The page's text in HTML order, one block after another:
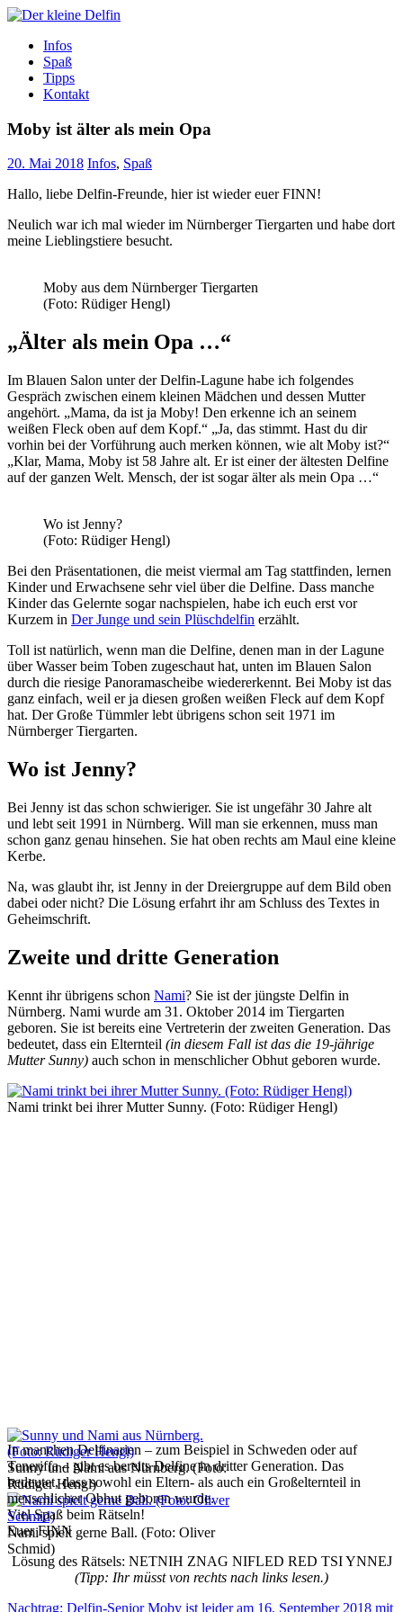
Zum
Der kleine Delfin
Infos
Spaß
Tipps
Kontakt
Moby ist älter als mein Opa
20. Mai 2018 Infos, Spaß
Hallo, liebe Delfin-Freunde, hier ist wieder euer FINN!
Neulich war ich mal wieder im Nürnberger Tiergarten und habe dort
meine Lieblingstiere besucht.
Moby aus dem Nürnberger Tiergarten
(Foto: Rüdiger Hengl)
„Älter als mein Opa …“
Im Blauen Salon unter der Delfin-Lagune habe ich folgendes
Gespräch zwischen einem kleinen Mädchen und dessen Mutter
angehört. „Mama, da ist ja Moby! Den erkenne ich an seinem
weißen Fleck oben auf dem Kopf.“ „Ja, das stimmt. Hast du dir
vorhin bei der Vorführung auch merken können, wie alt Moby ist?“
„Klar, Mama, Moby ist 58 Jahre alt. Er ist einer der ältesten Delfine
auf der ganzen Welt. Mensch, der ist sogar älter als mein Opa …“
Wo ist Jenny?
(Foto: Rüdiger Hengl)
Bei den Präsentationen, die meist viermal am Tag stattfinden, lernen
Kinder und Erwachsene sehr viel über die Delfine. Dass manche
Kinder das Gelernte sogar nachspielen, habe ich euch erst vor
Kurzem in Der Junge und sein Plüschdelfin erzählt.
Toll ist natürlich, wenn man die Delfine, denen man in der Lagune
über Wasser beim Toben zugeschaut hat, unten im Blauen Salon
durch die riesige Panoramascheibe wiedererkennt. Bei Moby ist das
ganz einfach, weil er ja diesen großen weißen Fleck auf dem Kopf
hat. Der Große Tümmler lebt übrigens schon seit 1971 im
Nürnberger Tiergarten.
Wo ist Jenny?
Bei Jenny ist das schon schwieriger. Sie ist ungefähr 30 Jahre alt
und lebt seit 1991 in Nürnberg. Will man sie erkennen, muss man
schon ganz genau hinsehen. Sie hat oben rechts am Maul eine kleine
Kerbe.
Na, was glaubt ihr, ist Jenny in der Dreiergruppe auf dem Bild oben
dabei oder nicht? Die Lösung erfahrt ihr am Schluss des Textes in
Geheimschrift.
Zweite und dritte Generation
Kennt ihr übrigens schon Nami? Sie ist der jüngste Delfin in
Nürnberg. Nami wurde am 31. Oktober 2014 im Tiergarten
geboren. Sie ist bereits eine Vertreterin der zweiten Generation. Das
bedeutet, dass ein Elternteil (in diesem Fall ist das die 19-jährige
Mutter Sunny) auch schon in menschlicher Obhut geboren wurde.
Nami trinkt bei ihrer Mutter Sunny. (Foto: Rüdiger Hengl)
Sunny und Nami aus Nürnberg. (Foto:
Rüdiger Hengl)
Nami spielt gerne Ball. (Foto: Oliver
Schmid)
In manchen Delfinarien – zum Beispiel in Schweden oder auf
Teneriffa – gibt es bereits Delfine in dritter Generation. Das
bedeutet, dass sowohl ein Eltern- als auch ein Großelternteil in
menschlicher Obhut geboren wurde.
Viel Spaß beim Rätseln!
Euer FINN
Lösung des Rätsels: NETNIH ZNAG NIFLED RED TSI YNNEJ
(Tipp: Ihr müsst von rechts nach links lesen.)
Nachtrag: Delfin-Senior Moby ist leider am 16. September 2018 mit